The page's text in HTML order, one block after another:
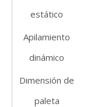
estático
Apilamiento
dinámico
Dimensión de
paleta